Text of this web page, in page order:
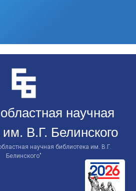
научная
В.Г. Белинского
научная библиотека им. В.Г.
Белинского"